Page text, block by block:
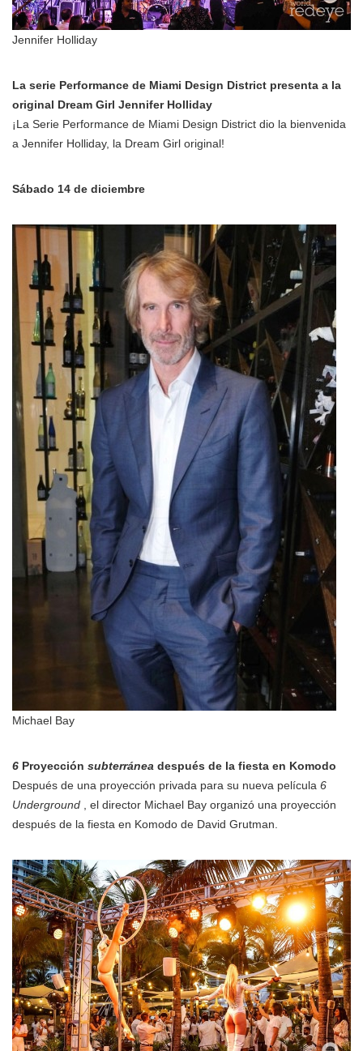
Jennifer Holliday
La serie Performance de Miami Design District presenta a la
original Dream Girl Jennifer Holliday
¡La Serie Performance de Miami Design District dio la bienvenida
a Jennifer Holliday, la Dream Girl original!
Sábado 14 de diciembre
Michael Bay
6 Proyección subterránea después de la fiesta en Komodo
Después de una proyección privada para su nueva película 6
Underground , el director Michael Bay organizó una proyección
después de la fiesta en Komodo de David Grutman.